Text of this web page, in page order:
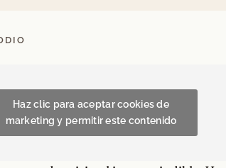
Haz clic para aceptar cookies de
marketing y permitir este contenido